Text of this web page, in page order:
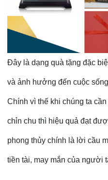
Đây là dạng quà tặng đặc
và ảnh hưởng đến cuộc
Chính vì thế khi chúng ta
chỉn chu thì hiệu quả đạt
phong thủy chính là lời cầu
tiền tài, may mắn của người